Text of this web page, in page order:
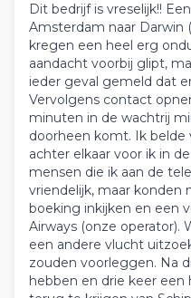
Dit bedrijf is vreselijk!!
Amsterdam naar Darwin
kregen een heel erg
aandacht voorbij glipt,
ieder geval gemeld dat
Vervolgens contact
minuten in de wachtrij
doorheen komt. Ik belde
achter elkaar voor ik in
mensen die ik aan de
vriendelijk, maar konden
boeking inkijken en een
Airways (onze operator).
een andere vlucht
zouden voorleggen. Na
hebben en drie keer een